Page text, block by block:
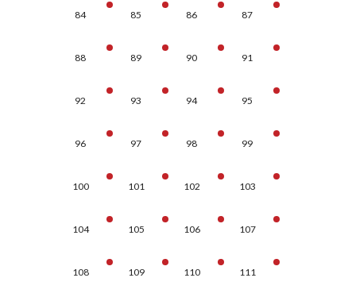
84 85 86 87
88 89 90 91
92 93 94 95
96 97 98 99
100 101 102 103
104 105 106 107
108 109 110 111